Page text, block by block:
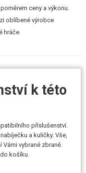
zásobník na 300
nabíječka ani
náhradní zásobníky
značky, tedy E&C.
CYMA, TopArms..apod.
NiMH či 7,4V Li-Ion / Li-Pol.
ceny a výkonu.
oblíbené výrobce
hráče.
k této
příslušenství.
a kuličky. Vše,
vybrané zbraně.
košíku.